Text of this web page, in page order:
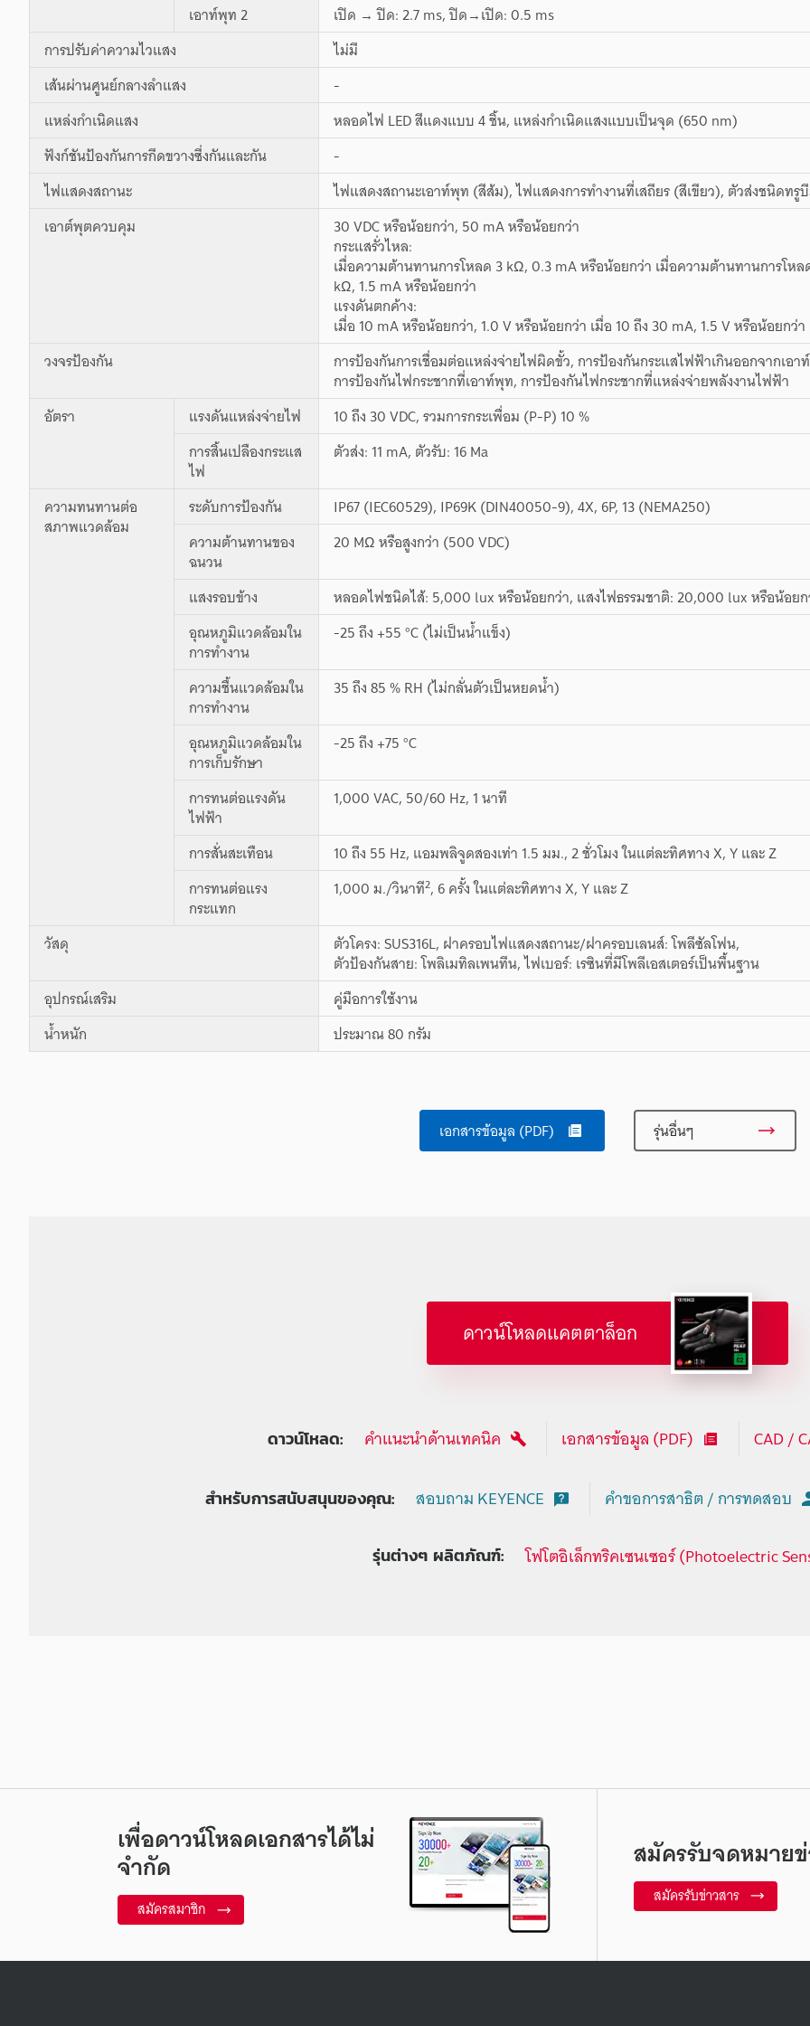
เอาท์พุท 2
เปิด → ปิด: 2.7 ms, ปิด→เปิด: 0.5 ms
การปรับค่าความไวแสง
ไม่มี
เส้นผ่านศูนย์กลางลำแสง
-
แหล่งกำเนิดแสง
หลอดไฟ LED สีแดงแบบ 4 ชิ้น, แหล่งกำเนิดแสงแบบเป็นจุด (650 nm)
ฟังก์ชันป้องกันการกีดขวางซึ่งกันและกัน
-
ไฟแสดงสถานะ
ไฟแสดงสถานะเอาท์พุท (สีส้ม), ไฟแสดงการทำงานที่เสถียร (สีเขียว), ตัวส่งชนิดทรู
เอาต์พุตควบคุม
30 VDC หรือน้อยกว่า, 50 mA หรือน้อยกว่า
กระแสรั่วไหล:
เมื่อความต้านทานการโหลด 3 kΩ, 0.3 mA หรือน้อยกว่า เมื่อความต้านทานการโ
kΩ, 1.5 mA หรือน้อยกว่า
แรงดันตกค้าง:
เมื่อ 10 mA หรือน้อยกว่า, 1.0 V หรือน้อยกว่า เมื่อ 10 ถึง 30 mA, 1.5 V หรือน้อยก
วงจรป้องกัน
การป้องกันการเชื่อมต่อแหล่งจ่ายไฟผิดขั้ว, การป้องกันกระแสไฟฟ้าเกินออกจากเอา
การป้องกันไฟกระชากที่เอาท์พุท, การป้องกันไฟกระชากที่แหล่งจ่ายพลังงานไฟฟ้า
อัตรา
แรงดันแหล่งจ่ายไฟ
10 ถึง 30 VDC, รวมการกระเพื่อม (P-P) 10 %
การสิ้นเปลืองกระแส
ไฟ
ตัวส่ง: 11 mA, ตัวรับ: 16 Ma
ความทนทานต่อ
สภาพแวดล้อม
ระดับการป้องกัน
IP67 (IEC60529), IP69K (DIN40050-9), 4X, 6P, 13 (NEMA250)
ความต้านทานของ
ฉนวน
20 MΩ หรือสูงกว่า (500 VDC)
แสงรอบข้าง
หลอดไฟชนิดไส้: 5,000 lux หรือน้อยกว่า, แสงไฟธรรมชาติ: 20,000 lux หรือน้อย
อุณหภูมิแวดล้อมใน
การทำงาน
-25 ถึง +55 °C (ไม่เป็นน้ำแข็ง)
ความชื้นแวดล้อมใน
การทำงาน
35 ถึง 85 % RH (ไม่กลั่นตัวเป็นหยดน้ำ)
อุณหภูมิแวดล้อมใน
การเก็บรักษา
-25 ถึง +75 °C
การทนต่อแรงดัน
ไฟฟ้า
1,000 VAC, 50/60 Hz, 1 นาที
การสั่นสะเทือน
10 ถึง 55 Hz, แอมพลิจูดสองเท่า 1.5 มม., 2 ชั่วโมง ในแต่ละทิศทาง X, Y และ Z
การทนต่อแรง
กระแทก
1,000 ม./วินาที2, 6 ครั้ง ในแต่ละทิศทาง X, Y และ Z
วัสดุ ตัวโครง: SUS316L, ฝาครอบไฟแสดงสถานะ/ฝาครอบเลนส์: โพลีซัลโฟน,
ตัวป้องกันสาย: โพลิเมทิลเพนทีน, ไฟเบอร์: เรซินที่มีโพลีเอสเตอร์เป็นพื้นฐาน
อุปกรณ์เสริม
คู่มือการใช้งาน
น้ำหนัก
ประมาณ 80 กรัม
เอกสารข้อมูล (PDF) รุ่นอื่นๆ
ดาวน์โหลดแคตตาล็อก
ดาวน์โหลด: คำแนะนำด้านเทคนิค เอกสารข้อมูล (PDF) CAD /
สำหรับการสนับสนุนของคุณ: สอบถาม KEYENCE คำขอการสาธิต / การทดสอบ
รุ่นต่างๆ ผลิตภัณฑ์: โฟโตอิเล็กทริคเซนเซอร์ (Photoelectric
เพื่อดาวน์โหลดเอกสารได้ไม่
จำกัด
สมัครสมาชิก
สมัครรับจดหมาย
สมัครรับข่าวสาร